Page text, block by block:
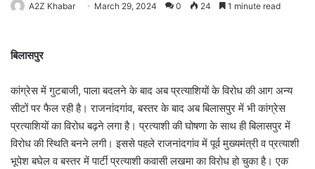
A2Z Khabar March 29, 2024 0 24 1 minute read
बिलासपुर
कांग्रेस में गुटबाजी, पाला बदलने के बाद अब प्रत्याशियों के विरोध की आग अन्य
सीटों पर फैल रही है। राजनांदगांव, बस्तर के बाद अब बिलासपुर में भी कांग्रेस
प्रत्याशियों का विरोध बढ़ने लगा है। प्रत्याशी की घोषणा के साथ ही बिलासपुर में
विरोध की स्थिति बनने लगी। इससे पहले राजनांदगांव में पूर्व मुख्यमंत्री व प्रत्याशी
भूपेश बघेल व बस्तर में पार्टी प्रत्याशी कवासी लखमा का विरोध हो चुका है। एक